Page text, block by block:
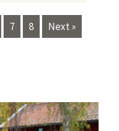
7 8 Next »